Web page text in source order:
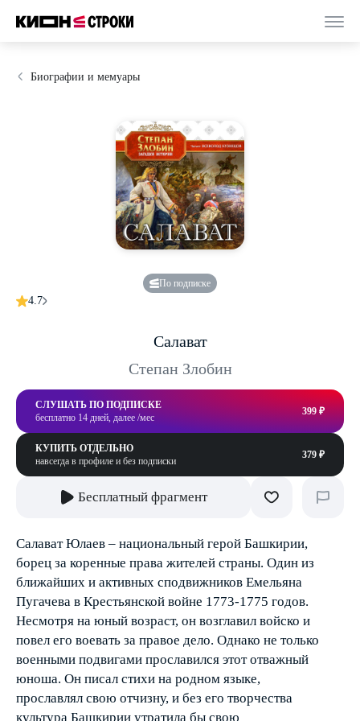
Биографии и мемуары
По подписке
4.7
Салават
Степан Злобин
СЛУШАТЬ ПО ПОДПИСКЕ
бесплатно 14 дней, далее /мес
399 ₽
КУПИТЬ ОТДЕЛЬНО
навсегда в профиле и без подписки
379 ₽
Бесплатный фрагмент
Салават Юлаев – национальный герой Башкирии,
борец за коренные права жителей страны. Один из
ближайших и активных сподвижников Емельяна
Пугачева в Крестьянской войне 1773-1775 годов.
Несмотря на юный возраст, он возглавил войско и
повел его воевать за правое дело. Однако не только
военными подвигами прославился этот отважный
юноша. Он писал стихи на родном языке,
прославлял свою отчизну, и без его творчества
культура Башкирии утратила бы свою